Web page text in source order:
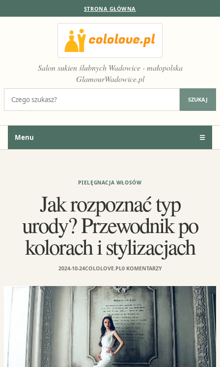
STRONA GŁÓWNA
Salon sukien ślubnych Wadowice - małopolska
GlamourWadowice.pl
SZUKAJ
Menu ☰
PIELĘGNACJA WŁOSÓW
Jak rozpoznać typ
urody? Przewodnik po
kolorach i stylizacjach
2024-10-24COLOLOVE.PL0 KOMENTARZY